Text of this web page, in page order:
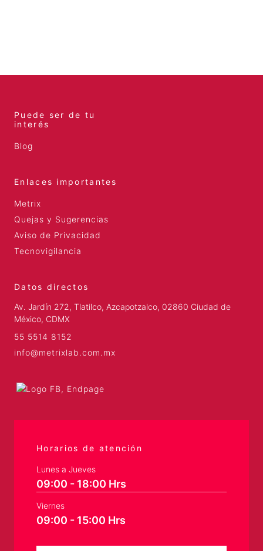
Puede ser de tu
interés
Blog
Enlaces importantes
Metrix
Quejas y Sugerencias
Aviso de Privacidad
Tecnovigilancia
Datos directos
Av. Jardín 272, Tlatilco, Azcapotzalco, 02860 Ciudad de
México, CDMX
55 5514 8152
info@metrixlab.com.mx
Horarios de atención
Lunes a Jueves
09:00 - 18:00 Hrs
Viernes
09:00 - 15:00 Hrs